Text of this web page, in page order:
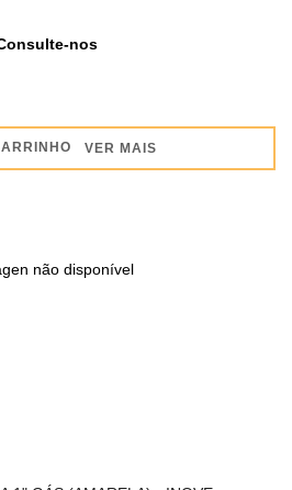
nos
VER MAIS